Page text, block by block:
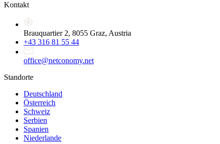
Kontakt
Brauquartier 2, 8055 Graz, Austria
+43 316 81 55 44
office@netconomy.net
Standorte
Deutschland
Österreich
Schweiz
Serbien
Spanien
Niederlande